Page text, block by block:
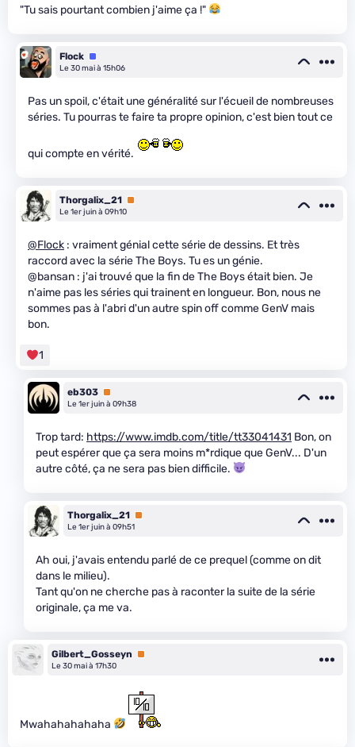
"Tu sais pourtant combien j'aime ça !"
Flock Équipe
Le 30 mai à 15h06
Pas un spoil, c'était une généralité sur l'écueil de nombreuses
séries. Tu pourras te faire ta propre opinion, c'est bien tout ce
qui compte en vérité.
Thorgalix_21 Premium
Le 1er juin à 09h10
@Flock : vraiment génial cette série de dessins. Et très
raccord avec la série The Boys. Tu es un génie.
@bansan : j'ai trouvé que la fin de The Boys était bien. Je
n'aime pas les séries qui trainent en longueur. Bon, nous ne
sommes pas à l'abri d'un autre spin off comme GenV mais
bon.
1
eb303 Premium
Le 1er juin à 09h38
Trop tard: https://www.imdb.com/title/tt33041431 Bon, on
peut espérer que ça sera moins m*rdique que GenV... D'un
autre côté, ça ne sera pas bien difficile.
Thorgalix_21 Premium
Le 1er juin à 09h51
Ah oui, j'avais entendu parlé de ce prequel (comme on dit
dans le milieu).
Tant qu'on ne cherche pas à raconter la suite de la série
originale, ça me va.
Gilbert_Gosseyn
Premium
Le 30 mai à 17h30
Mwahahahahaha